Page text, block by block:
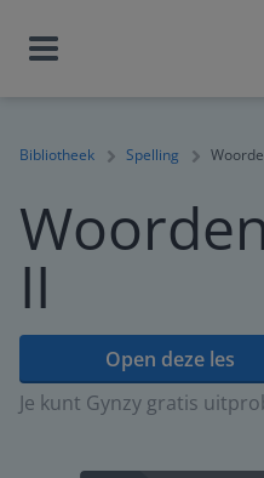
Bibliotheek Spelling
II
Open deze les
Je kunt Gynzy gratis